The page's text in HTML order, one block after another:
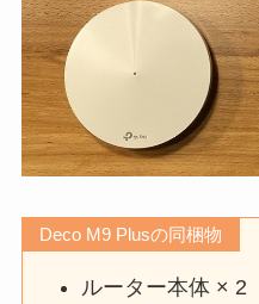
Deco M9 Plusの同梱物
ルーター本体 × 2